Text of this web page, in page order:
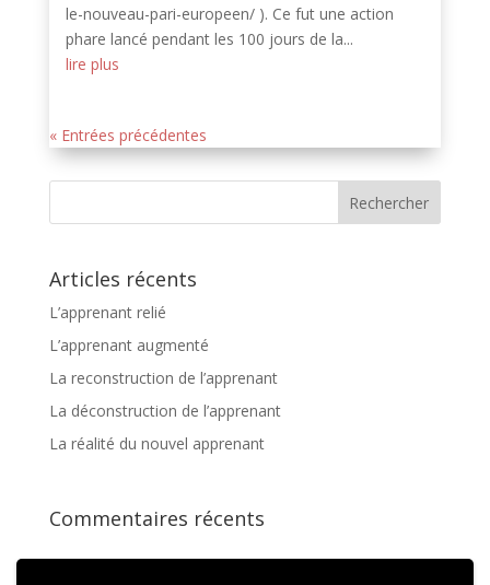
le-nouveau-pari-europeen/ ). Ce fut une action
phare lancé pendant les 100 jours de la...
lire plus
« Entrées précédentes
Articles récents
L’apprenant relié
L’apprenant augmenté
La reconstruction de l’apprenant
La déconstruction de l’apprenant
La réalité du nouvel apprenant
Commentaires récents